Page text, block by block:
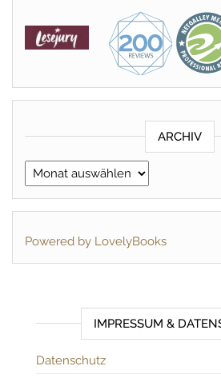
ARCHIV
Archiv
Powered by LovelyBooks
IMPRESSUM &
Datenschutz